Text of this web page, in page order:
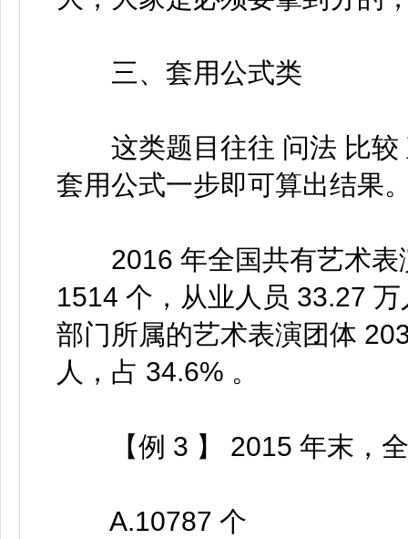
三、套用公式类
这类题目往往 问法 比较
套用公式一步即可算出结果
2016 年全国共有艺术表
1514 个，从业人员 33.27
部门所属的艺术表演团体
人，占 34.6% 。
【例 3 】 2015 年末，全
A.10787 个